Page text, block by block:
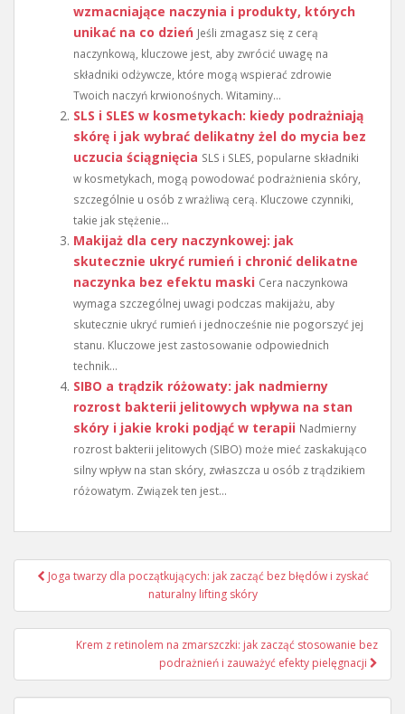
wzmacniające naczynia i produkty, których
unikać na co dzień Jeśli zmagasz się z cerą
naczynkową, kluczowe jest, aby zwrócić uwagę na
składniki odżywcze, które mogą wspierać zdrowie
Twoich naczyń krwionośnych. Witaminy...
SLS i SLES w kosmetykach: kiedy podrażniają
skórę i jak wybrać delikatny żel do mycia bez
uczucia ściągnięcia SLS i SLES, popularne składniki
w kosmetykach, mogą powodować podrażnienia skóry,
szczególnie u osób z wrażliwą cerą. Kluczowe czynniki,
takie jak stężenie...
Makijaż dla cery naczynkowej: jak
skutecznie ukryć rumień i chronić delikatne
naczynka bez efektu maski Cera naczynkowa
wymaga szczególnej uwagi podczas makijażu, aby
skutecznie ukryć rumień i jednocześnie nie pogorszyć jej
stanu. Kluczowe jest zastosowanie odpowiednich
technik...
SIBO a trądzik różowaty: jak nadmierny
rozrost bakterii jelitowych wpływa na stan
skóry i jakie kroki podjąć w terapii Nadmierny
rozrost bakterii jelitowych (SIBO) może mieć zaskakująco
silny wpływ na stan skóry, zwłaszcza u osób z trądzikiem
różowatym. Związek ten jest...
Nawigacja
Joga twarzy dla początkujących: jak zacząć bez błędów i zyskać
naturalny lifting skóry
Krem z retinolem na zmarszczki: jak zacząć stosowanie bez
podrażnień i zauważyć efekty pielęgnacji